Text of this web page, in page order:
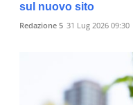
sul nuovo sito
Redazione 5 31 Lug 2026 09:30